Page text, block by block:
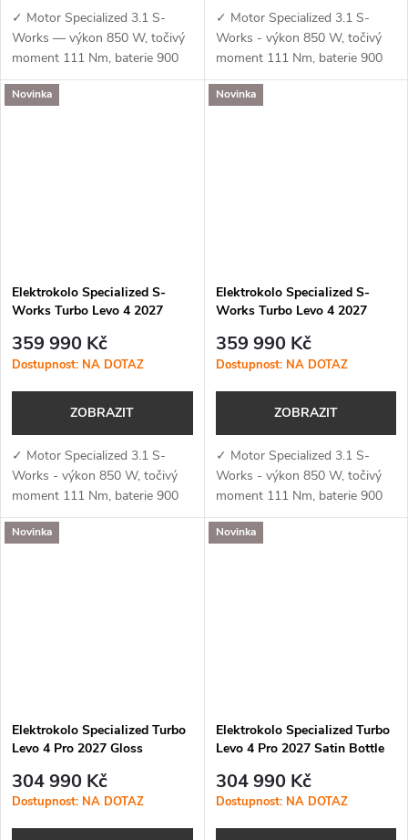
✓ Motor Specialized 3.1 S-
Works — výkon 850 W, točivý
moment 111 Nm, baterie 900
Wh a podpora aplikace
Specialized (MicroTune, OTA
✓ Motor Specialized 3.1 S-
Works - výkon 850 W, točivý
moment 111 Nm, baterie 900
Wh a podpora aplikace
Specialized (MicroTune, OTA
Novinka
Elektrokolo Specialized S-
Works Turbo Levo 4 2027
Metallic White Silver
359 990 Kč
Dostupnost: NA DOTAZ
ZOBRAZIT
✓ Motor Specialized 3.1 S-
Works - výkon 850 W, točivý
moment 111 Nm, baterie 900
Wh a podpora aplikace
Specialized (MicroTune, OTA
Novinka
Elektrokolo Specialized S-
Works Turbo Levo 4 2027
359 990 Kč
Dostupnost: NA DOTAZ
ZOBRAZIT
✓ Motor Specialized 3.1 S-
Works - výkon 850 W, točivý
moment 111 Nm, baterie 900
Wh a podpora aplikace
Specialized (MicroTune, OTA
Novinka
Elektrokolo Specialized Turbo
Levo 4 Pro 2027 Gloss
304 990 Kč
Dostupnost: NA DOTAZ
Novinka
Elektrokolo Specialized Turbo
Levo 4 Pro 2027 Satin Bottle
304 990 Kč
Dostupnost: NA DOTAZ